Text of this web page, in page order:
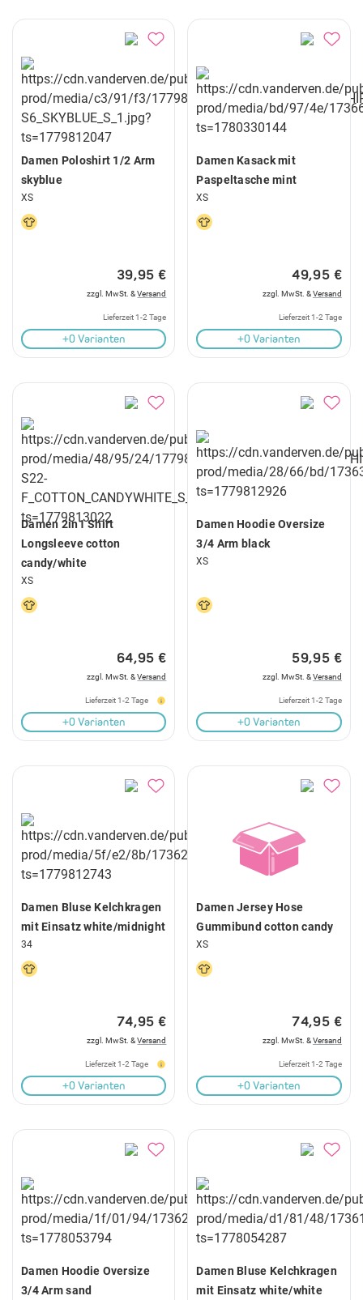
Damen Poloshirt 1/2 Arm
skyblue
XS
39,95 €
zzgl. MwSt. &Versand
Lieferzeit 1-2 Tage
+0 Varianten
Damen Kasack mit
Paspeltasche mint
XS
49,95 €
zzgl. MwSt. &Versand
Lieferzeit 1-2 Tage
+0 Varianten
Damen 2in1 Shirt
Longsleeve cotton
candy/white
XS
64,95 €
zzgl. MwSt. &Versand
Lieferzeit 1-2 Tage
+0 Varianten
Damen Hoodie Oversize
3/4 Arm black
XS
59,95 €
zzgl. MwSt. &Versand
Lieferzeit 1-2 Tage
+0 Varianten
Damen Bluse Kelchkragen
mit Einsatz white/midnight
34
74,95 €
zzgl. MwSt. &Versand
Lieferzeit 1-2 Tage
+0 Varianten
Damen Jersey Hose
Gummibund cotton candy
XS
74,95 €
zzgl. MwSt. &Versand
Lieferzeit 1-2 Tage
+0 Varianten
Damen Hoodie Oversize
3/4 Arm sand
Damen Bluse Kelchkragen
mit Einsatz white/white